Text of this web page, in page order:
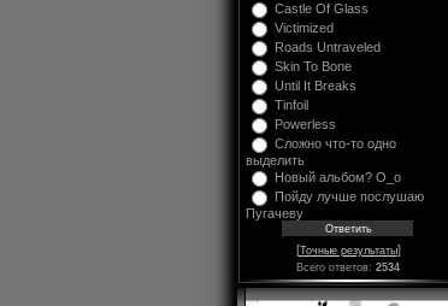
Castle Of Glass
Victimized
Roads Untraveled
Skin To Bone
Until It Breaks
Tinfoil
Powerless
Сложно что-то одно
выделить
Новый альбом? O_o
Пойду лучше послушаю
Пугачеву
[Точные результаты]
Всего ответов: 2534